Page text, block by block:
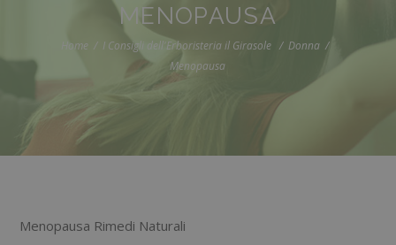
MENOPAUSA
Home I Consigli dell'Erboristeria il Girasole
Donna
Menopausa
Menopausa Rimedi Naturali